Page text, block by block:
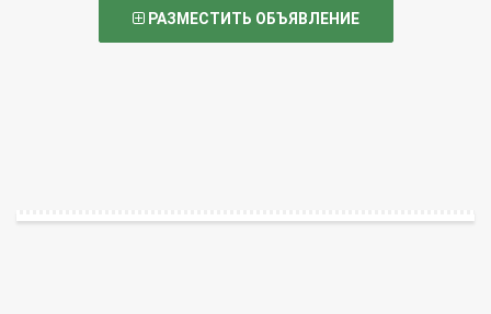
РАЗМЕСТИТЬ ОБЪЯВЛЕНИЕ